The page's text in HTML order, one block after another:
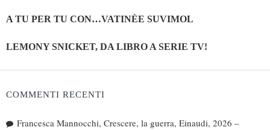
A TU PER TU CON…VATINÈE SUVIMOL
LEMONY SNICKET, DA LIBRO A SERIE TV!
COMMENTI RECENTI
Francesca Mannocchi, Crescere, la guerra, Einaudi, 2026 –